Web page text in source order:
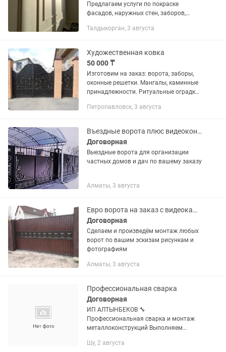
Предлагаем услуги по покраске
фасадов, наружных стен, заборов,
конструкций. Покраска выполняется
благодаря...
Талдыкорган, 3 августа
Художественная ковка
50 000 ₸
Изготовим на заказ: ворота, заборы,
оконные решетки. Мангалы, каминные
принадлежности. Ритуальные оградки,
ломы, гвоздодеры.
Петропавловск, 3 августа
Въездные ворота плюс видеоконтроль
Договорная
Выездные ворота для организации
частных домов и дач по вашему заказу
Алматы, 3 августа
Евро ворота на заказ с видеокамерой
Договорная
Сделаем и произведём монтаж любых
ворот по вашим эскизам рисункам и
фотографиям
Алматы, 3 августа
Профессиональная сварка
Договорная
ИП АЛТЫНБЕКОВ 🔧
Профессиональная сварка и монтаж
металлоконструкций Выполняем
Изготавливаем и монтируем
Шу, 2 августа